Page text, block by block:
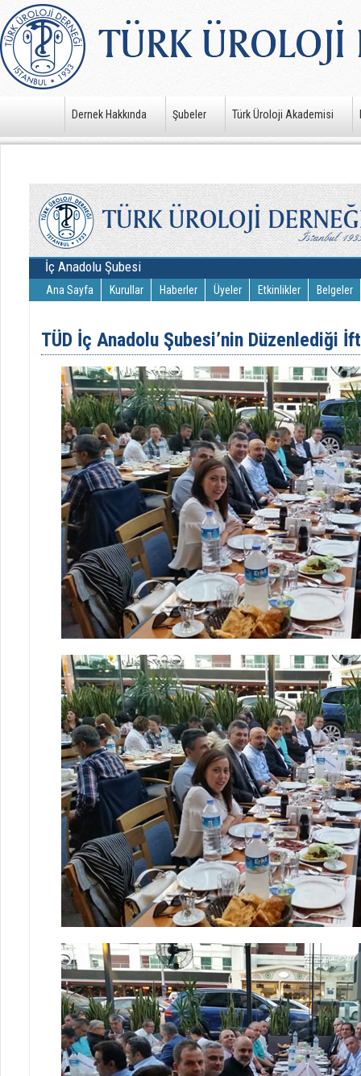
Dernek Hakkında Şubeler Türk Üroloji Akademisi
İç Anadolu Şubesi
Ana Sayfa Kurullar Haberler Üyeler Etkinlikler Belgeler
TÜD İç Anadolu Şubesi’nin Düzenlediği